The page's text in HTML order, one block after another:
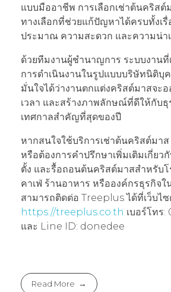
แบบมืออาชีพ การเลือกเช่าต้นคริส
ทางเลือกที่ช่วยแก้ปัญหาได้ครบทั้งเรื่
ประมาณ ความสะดวก และความน่า
ด้วยทีมงานผู้ชำนาญการ ระบบงาน
การดำเนินงานในรูปแบบบริษัทนิติบุ
มั่นใจได้ว่างานตกแต่งคริสต์มาสจะ
เวลา และสร้างภาพลักษณ์ที่ดีให้กับธุ
เทศกาลสำคัญที่สุดของปี
หากสนใจใช้บริการเช่าต้นคริสต์มาส
หรือต้องการคำปรึกษาเพิ่มเติมเกี่ยว
ตั้ง และรื้อถอนต้นคริสต์มาสสำหรับโ
คาเฟ่ ร้านอาหาร หรือองค์กรธุรกิจ
สามารถติดต่อ Treeplus ได้ที่เว็บไ
https://treeplus.co.th เบอร์โทร
และ Line ID: donedee
Read More